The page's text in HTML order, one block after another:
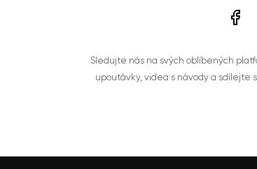
Sledujte nás na svých oblíbených
upoutávky, videa s návody a sdílejte